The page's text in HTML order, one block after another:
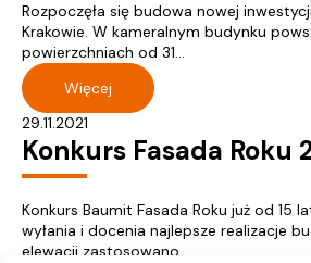
Rozpoczęła się budowa nowej
Krakowie. W kameralnym budynku
powierzchniach od 31...
Więcej
29.11.2021
Konkurs Fasada Roku
Konkurs Baumit Fasada Roku już od 15
wyłania i docenia najlepsze realizacje
elewacji zastosowano...